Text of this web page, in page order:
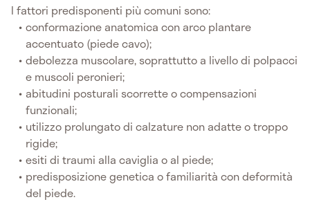
I fattori predisponenti più comuni sono:
conformazione anatomica con arco plantare
accentuato (piede cavo);
debolezza muscolare, soprattutto a livello di polpacci
e muscoli peronieri;
abitudini posturali scorrette o compensazioni
funzionali;
utilizzo prolungato di calzature non adatte o troppo
rigide;
esiti di traumi alla caviglia o al piede;
predisposizione genetica o familiarità con deformità
del piede.